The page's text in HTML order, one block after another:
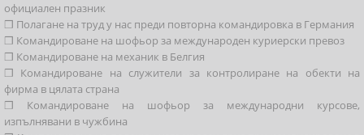
официален празник
❒ Полагане на труд у нас преди повторна командировка в Германия
❒ Командироване на шофьор за международен куриерски превоз
❒ Командироване на механик в Белгия
❒ Командироване на служители за контролиране на обекти на
фирма в цялата страна
❒ Командироване на шофьор за международни курсове,
изпълнявани в чужбина